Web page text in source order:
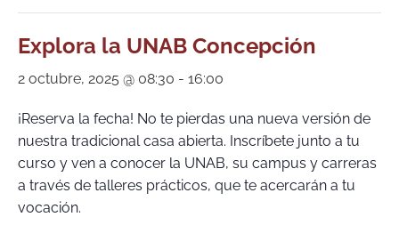
Explora la UNAB Concepción
2 octubre, 2025 @ 08:30 - 16:00
¡Reserva la fecha! No te pierdas una nueva versión de
nuestra tradicional casa abierta. Inscríbete junto a tu
curso y ven a conocer la UNAB, su campus y carreras
a través de talleres prácticos, que te acercarán a tu
vocación.